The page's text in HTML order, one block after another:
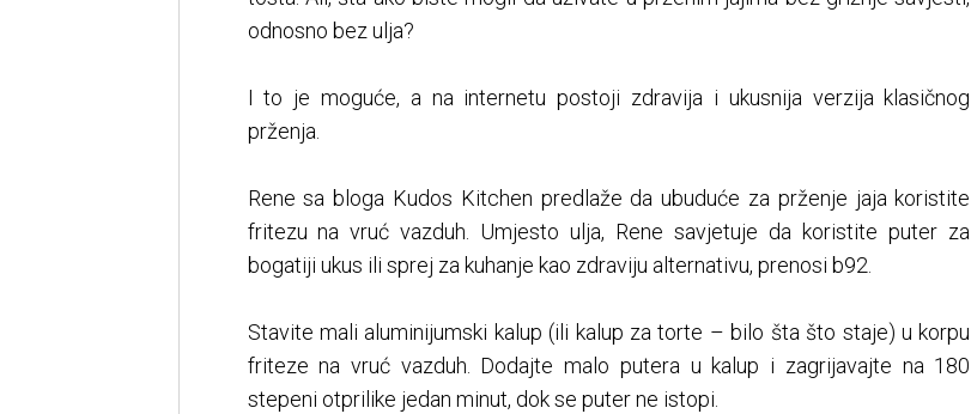
odnosno bez ulja?
I to je moguće, a na internetu postoji zdravija i ukusnija verzija klasičnog
prženja.
Rene sa bloga Kudos Kitchen predlaže da ubuduće za prženje jaja koristite
fritezu na vruć vazduh. Umjesto ulja, Rene savjetuje da koristite puter za
bogatiji ukus ili sprej za kuhanje kao zdraviju alternativu, prenosi b92.
Stavite mali aluminijumski kalup (ili kalup za torte – bilo šta što staje) u korpu
friteze na vruć vazduh. Dodajte malo putera u kalup i zagrijavajte na 180
stepeni otprilike jedan minut, dok se puter ne istopi.